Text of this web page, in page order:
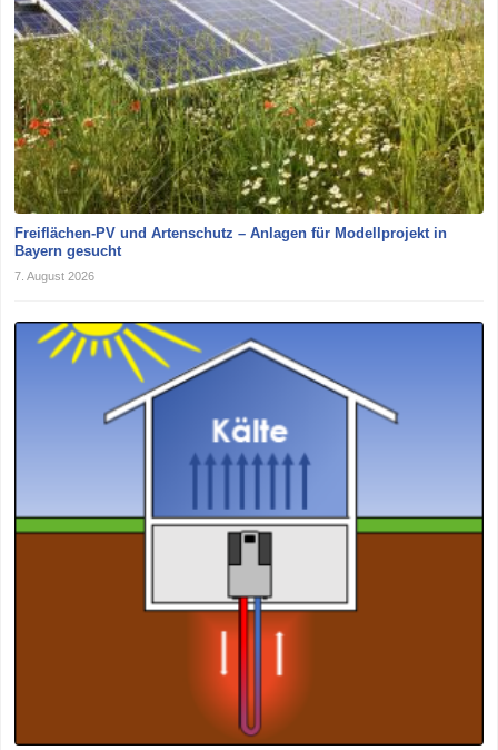
Freiflächen-PV und Artenschutz – Anlagen für Modellprojekt in
Bayern gesucht
7. August 2026